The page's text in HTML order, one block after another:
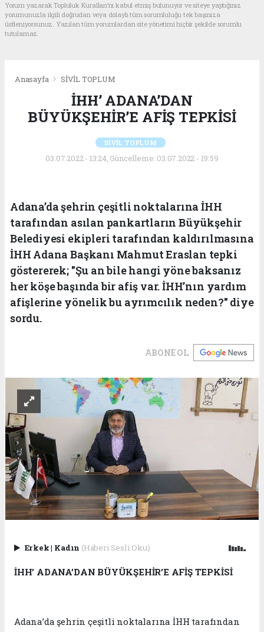
Yorum yazarak Topluluk Kuralları’nı kabul etmiş bulunuyor ve siteye yaptığınız
yorumunuzla ilgili doğrudan veya dolaylı tüm sorumluluğu tek başınıza
üstleniyorsunuz. Yazılan tüm yorumlardan site yönetimi hiçbir şekilde sorumlu
tutulamaz.
Anasayfa SİVİL TOPLUM
İHH’ ADANA’DAN
BÜYÜKŞEHİR’E AFİŞ TEPKİSİ
SİVİL TOPLUM
03.07.2022 - 13:24, Güncelleme: 03.07.2022 - 19:59
Adana’da şehrin çeşitli noktalarına İHH
tarafından asılan pankartların Büyükşehir
Belediyesi ekipleri tarafından kaldırılmasına
İHH Adana Başkanı Mahmut Eraslan tepki
göstererek; "Şu an bile hangi yöne baksanız
her köşe başında bir afiş var. İHH’nın yardım
afişlerine yönelik bu ayrımcılık neden?" diye
sordu.
ABONE OL
Erkek| Kadın (Haberi Sesli Oku)
İHH’ ADANA’DAN BÜYÜKŞEHİR’E AFİŞ TEPKİSİ
Adana’da şehrin çeşitli noktalarına İHH tarafından